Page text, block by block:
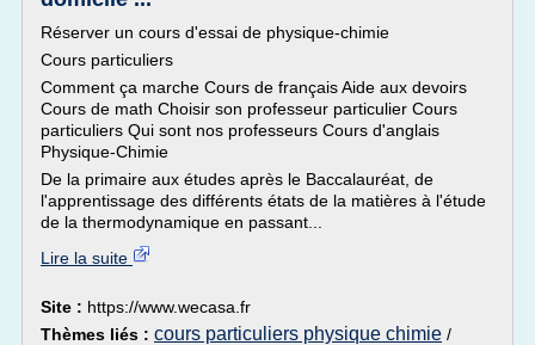
Réserver un cours d'essai de physique-chimie
Cours particuliers
Comment ça marche Cours de français Aide aux devoirs
Cours de math Choisir son professeur particulier Cours
particuliers Qui sont nos professeurs Cours d'anglais
Physique-Chimie
De la primaire aux études après le Baccalauréat, de
l'apprentissage des différents états de la matières à l'étude
de la thermodynamique en passant...
Lire la suite
Site : https://www.wecasa.fr
Thèmes liés : cours particuliers physique chimie /